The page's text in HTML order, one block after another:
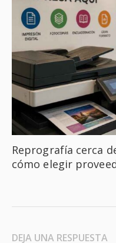
Reprografía cerca
cómo elegir
DEJA UNA RESPUESTA